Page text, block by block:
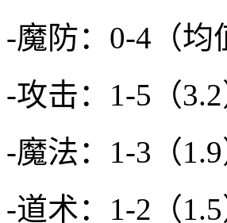
-魔防：0-4（均
-攻击：1-5（3.2
-魔法：1-3（1.9
-道术：1-2（1.5